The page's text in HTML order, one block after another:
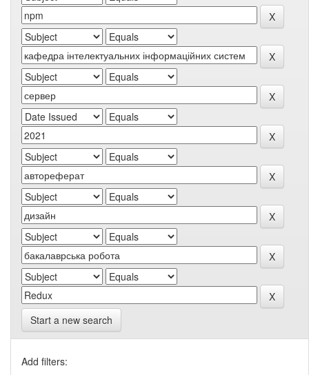
Start a new search
Add filters: